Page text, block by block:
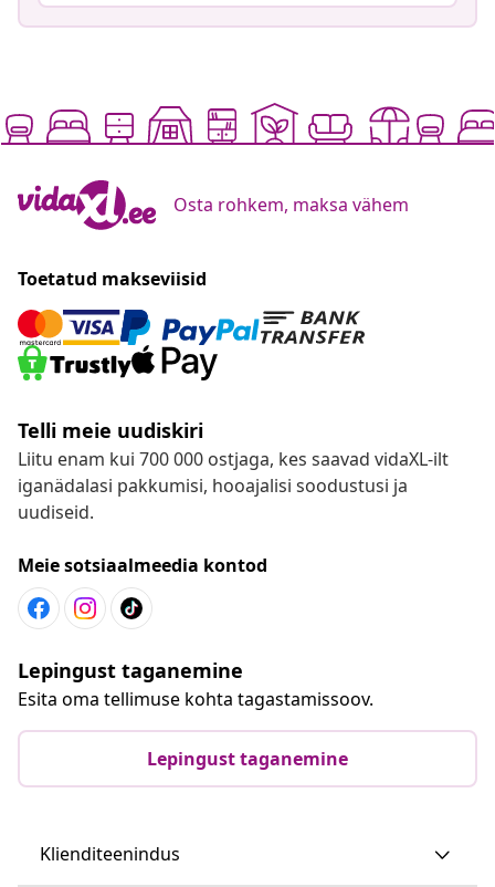
Osta rohkem, maksa vähem
Toetatud makseviisid
Telli meie uudiskiri
Liitu enam kui 700 000 ostjaga, kes saavad vidaXL-ilt
iganädalasi pakkumisi, hooajalisi soodustusi ja
uudiseid.
Meie sotsiaalmeedia kontod
Lepingust taganemine
Esita oma tellimuse kohta tagastamissoov.
Lepingust taganemine
Klienditeenindus